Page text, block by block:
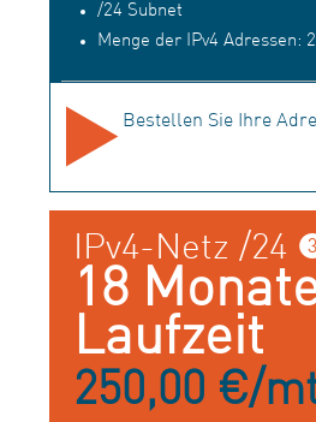
/24 Subnet
Menge der IPv4 Adressen:
Bestellen Sie Ihre
IPv4-Netz /24
18
Laufzeit
250,00 €/